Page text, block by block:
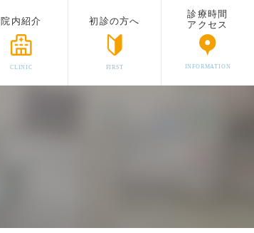
院内紹介
CLINIC
初診の方へ
FIRST
診療時間
アクセス
INFORMATION